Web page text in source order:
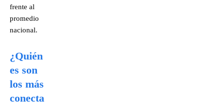
frente al
promedio
nacional.
¿Quién
es son
los más
conecta